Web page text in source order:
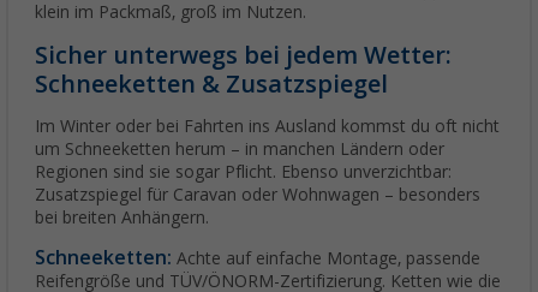
klein im Packmaß, groß im Nutzen.
Sicher unterwegs bei jedem Wetter:
Schneeketten & Zusatzspiegel
Im Winter oder bei Fahrten ins Ausland kommst du oft nicht
um Schneeketten herum – in manchen Ländern oder
Regionen sind sie sogar Pflicht. Ebenso unverzichtbar:
Zusatzspiegel für Caravan oder Wohnwagen – besonders
bei breiten Anhängern.
Schneeketten: Achte auf einfache Montage, passende
Reifengröße und TÜV/ÖNORM-Zertifizierung. Ketten wie die